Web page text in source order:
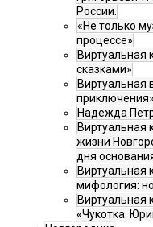
России.
«Не только
процессе»
Виртуальная
сказками»
Виртуальная
приключения»
Надежда
Виртуальная
жизни
дня
Виртуальная
мифология:
Виртуальная
«Чукотка.